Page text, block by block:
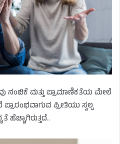
ನಂಬಿಕೆ ಮತ್ತು ಪ್ರಾಮಾಣಿಕತೆಯ ಮೇಲೆ
ಪ್ರೀತಿಯು ಸ್ವಲ್ಪ